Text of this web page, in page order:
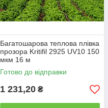
Багатошарова теплова плівка
прозора Kritifil 2925 UV10 150
мкм 16 м
Готово до відправки
1 231,20 ₴